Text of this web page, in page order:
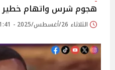
هجوم شرس واتهام خطير
الثلاثاء 26/أغسطس/2025 - 11:41 م